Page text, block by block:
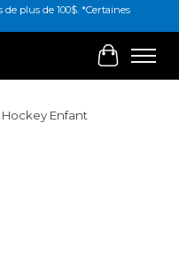
plus de 100$. *Certaines
Panier
Enfant